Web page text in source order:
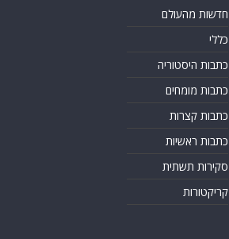
חדשות מהעולם
כללי
כתבות היסטוריה
כתבות מומחים
כתבות קצרות
כתבות ראשיות
סקירות תשתית
קריקטורות